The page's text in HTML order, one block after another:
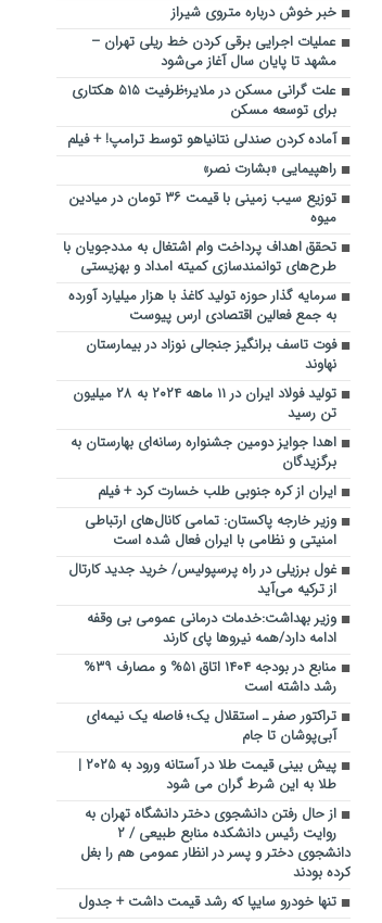
خبر خوش درباره متروی شیراز
عملیات اجرایی برقی کردن خط ریلی تهران –
مشهد تا پایان سال آغاز می‌شود
علت گرانی مسکن در ملایر؛ظرفیت ۵۱۵ هکتاری
برای توسعه مسکن
آماده کردن صندلی نتانیاهو توسط ترامپ! + فیلم
راهپیمایی «بشارت نصر»
توزیع سیب زمینی با قیمت ۳۶ تومان در میادین
میوه
تحقق اهداف پرداخت وام اشتغال به مددجویان با
طرح‌های توانمندسازی کمیته امداد و بهزیستی
سرمایه گذار حوزه تولید کاغذ با هزار میلیارد آورده
به جمع فعالین اقتصادی ارس پیوست
فوت تاسف برانگیز جنجالی نوزاد در بیمارستان
نهاوند
تولید فولاد ایران در ۱۱ ماهه ۲۰۲۴ به ۲۸ میلیون
تن رسید
اهدا جوایز دومین جشنواره رسانه‌ای بهارستان به
برگزیدگان
ایران از کره جنوبی طلب خسارت کرد + فیلم
وزیر خارجه پاکستان: تمامی کانال‌های ارتباطی
امنیتی و نظامی با ایران فعال شده است
غول برزیلی در راه پرسپولیس/ خرید جدید کارتال
از ترکیه می‌آید
وزیر بهداشت:خدمات درمانی عمومی بی وقفه
ادامه دارد/همه نیروها پای کارند
منابع در بودجه ۱۴۰۴ اتاق ۵۱% و مصارف ۳۹%
رشد داشته است
تراکتور صفر ـ استقلال یک؛ فاصله یک نیمه‌ای
آبی‌پوشان تا جام
پیش بینی قیمت طلا در آستانه ورود به ۲۰۲۵ |
طلا به این شرط گران می شود
از حال رفتن دانشجوی دختر دانشگاه تهران به
روایت رئیس دانشکده منابع طبیعی / ۲
دانشجوی دختر و پسر در انظار عمومی هم را بغل
کرده بودند
تنها خودرو سایپا که رشد قیمت داشت + جدول